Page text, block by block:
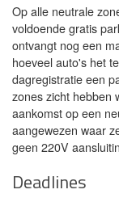
Op alle neutrale
voldoende gratis
ontvangt nog een
hoeveel auto's het
dagregistratie een
zones zicht hebben
aankomst op een
aangewezen waar
geen 220V
Deadlines